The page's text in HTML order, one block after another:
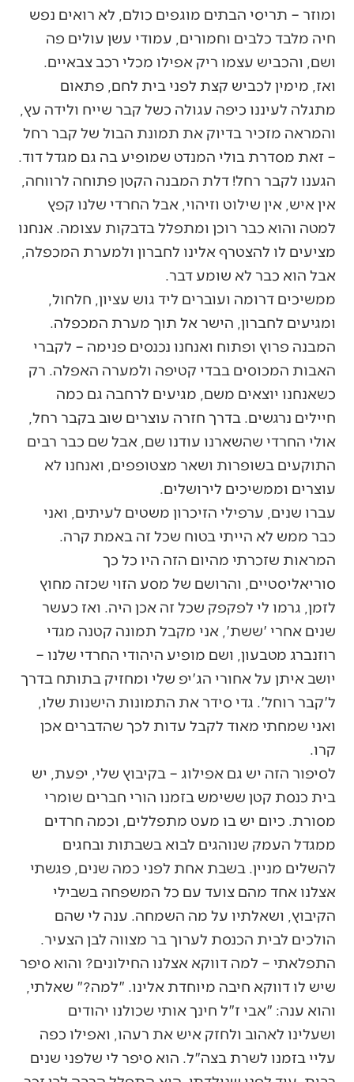
ומוזר – תריסי הבתים מוגפים כולם, לא רואים נפש
חיה מלבד כלבים וחמורים, עמודי עשן עולים פה
ושם, והכביש עצמו ריק אפילו מכלי רכב צבאיים.
ואז, מימין לכביש קצת לפני בית לחם, פתאום
מתגלה לעיננו כיפה עגולה כשל קבר שייח ולידה עץ,
והמראה מזכיר בדיוק את תמונת הבול של קבר רחל
– זאת מסדרת בולי המנדט שמופיע בה גם מגדל דוד.
הגענו לקבר רחל! דלת המבנה הקטן פתוחה לרווחה,
אין איש, אין שילוט וזיהוי, אבל החרדי שלנו קפץ
למטה והוא כבר רוכן ומתפלל בדבקות עצומה. אנחנו
מציעים לו להצטרף אלינו לחברון ולמערת המכפלה,
אבל הוא כבר לא שומע דבר.
ממשיכים דרומה ועוברים ליד גוש עציון, חלחול,
ומגיעים לחברון, הישר אל תוך מערת המכפלה.
המבנה פרוץ ופתוח ואנחנו נכנסים פנימה – לקברי
האבות המכוסים בבדי קטיפה ולמערה האפלה. רק
כשאנחנו יוצאים משם, מגיעים לרחבה גם כמה
חיילים נרגשים. בדרך חזרה עוצרים שוב בקבר רחל,
אולי החרדי שהשארנו עודנו שם, אבל שם כבר רבים
התוקעים בשופרות ושאר מצטופפים, ואנחנו לא
עוצרים וממשיכים לירושלים.
עברו שנים, ערפילי הזיכרון משטים לעיתים, ואני
כבר ממש לא הייתי בטוח שכל זה באמת קרה.
המראות שזכרתי מהיום הזה היו כל כך
סוריאליסטיים, והרושם של מסע הזוי שכזה מחוץ
לזמן, גרמו לי לפקפק שכל זה אכן היה. ואז כעשר
שנים אחרי 'ששת', אני מקבל תמונה קטנה מגדי
רוזנברג מטבעון, ושם מופיע היהודי החרדי שלנו –
יושב איתן על אחורי הג'יפ שלי ומחזיק בתותח בדרך
ל'קבר רוחל'. גדי סידר את התמונות הישנות שלו,
ואני שמחתי מאוד לקבל עדות לכך שהדברים אכן
קרו.
לסיפור הזה יש גם אפילוג – בקיבוץ שלי, יפעת, יש
בית כנסת קטן ששימש בזמנו הורי חברים שומרי
מסורת. כיום יש בו מעט מתפללים, וכמה חרדים
ממגדל העמק שנוהגים לבוא בשבתות ובחגים
להשלים מניין. בשבת אחת לפני כמה שנים, פגשתי
אצלנו אחד מהם צועד עם כל המשפחה בשבילי
הקיבוץ, ושאלתיו על מה השמחה. ענה לי שהם
הולכים לבית הכנסת לערוך בר מצווה לבן הצעיר.
התפלאתי – למה דווקא אצלנו החילונים? והוא סיפר
שיש לו דווקא חיבה מיוחדת אלינו. "למה?" שאלתי,
והוא ענה: "אבי ז"ל חינך אותי שכולנו יהודים
ושעלינו לאהוב ולחזק איש את רעהו, ואפילו כפה
עליי בזמנו לשרת בצה"ל. הוא סיפר לי שלפני שנים